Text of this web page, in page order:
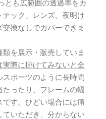
とも広範囲の透過率をカ
ック」レンズ。夜明け
換なしでカバーできま
を展示・販売していま
際に掛けてみないと全
スポーツのように長時間
ったり、フレームの幅
す。ひどい場合には痛
いただき、分からない